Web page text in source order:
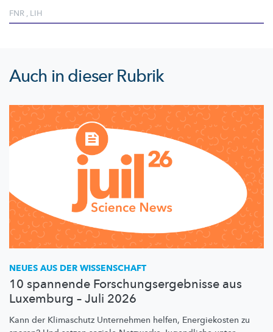
FNR , LIH
Auch in dieser Rubrik
NEUES AUS DER WISSENSCHAFT
10 spannende Forschungsergebnisse aus
Luxemburg – Juli 2026
Kann der Klimaschutz Unternehmen helfen, Energiekosten zu